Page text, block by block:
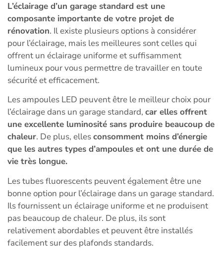
L’éclairage d’un garage standard est une
composante importante de votre projet de
rénovation. Il existe plusieurs options à considérer
pour l’éclairage, mais les meilleures sont celles qui
offrent un éclairage uniforme et suffisamment
lumineux pour vous permettre de travailler en toute
sécurité et efficacement.
Les ampoules LED peuvent être le meilleur choix pour
l’éclairage dans un garage standard, car elles offrent
une excellente luminosité sans produire beaucoup de
chaleur. De plus, ellesconsomment moins d’énergie
que les autres types d’ampoules et ont une durée de
vie très longue.
Les tubes fluorescents peuvent également être une
bonne option pour l’éclairage dans un garage standard.
Ils fournissent un éclairage uniforme et ne produisent
pas beaucoup de chaleur. De plus, ils sont
relativement abordables et peuvent être installés
facilement sur des plafonds standards.